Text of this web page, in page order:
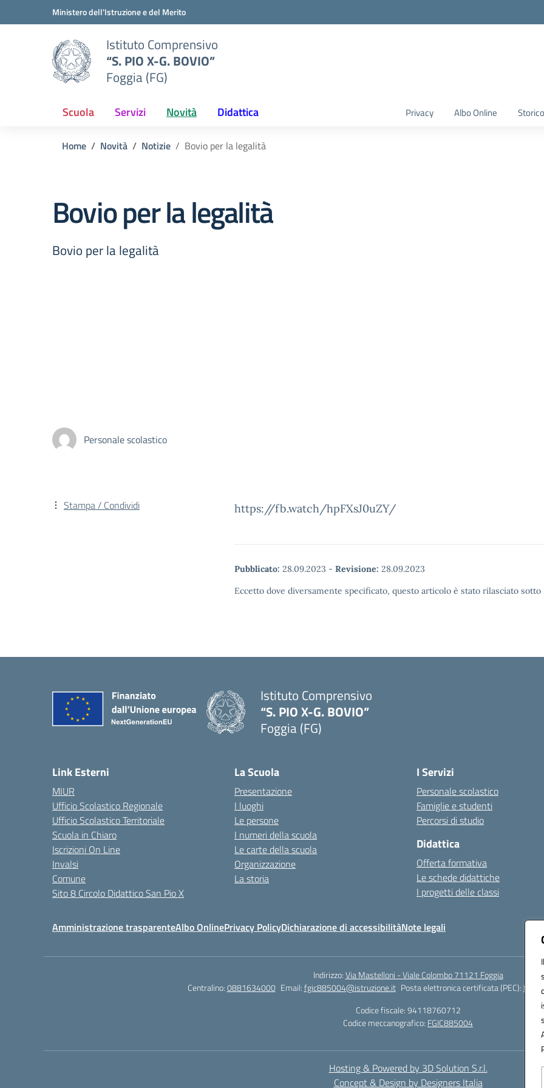
Vai ai contenuti
Vai al menu di navigazioneMinistero dell'Istruzione e del Merito
Istituto Comprensivo
“S. PIO X-G. BOVIO”
Foggia (FG)
Scuola Servizi Novità Didattica Privacy Albo Online
Home Novità Notizie Bovio per la legalità
Bovio per la legalità
Bovio per la legalità
Personale scolastico
https://fb.watch/hpFXsJ0uZY/
Pubblicato: 28.09.2023 - Revisione: 28.09.2023
Eccetto dove diversamente specificato, questo articolo è stato rilasciato
Stampa / Condividi
Istituto Comprensivo
“S. PIO X-G. BOVIO”
Foggia (FG)
Link Esterni
MIUR
Ufficio Scolastico Regionale
Ufficio Scolastico Territoriale
Scuola in Chiaro
Iscrizioni On Line
Invalsi
Comune
Sito 8 Circolo Didattico San Pio X
La Scuola
Presentazione
I luoghi
Le persone
I numeri della scuola
Le carte della scuola
Organizzazione
La storia
I Servizi
Personale scolastico
Famiglie e studenti
Percorsi di studio
Didattica
Offerta formativa
Le schede didattiche
I progetti delle classi
Amministrazione trasparenteAlbo OnlinePrivacy PolicyDichiarazione di accessibilitàNote legali
Indirizzo:Via Mastelloni - Viale Colombo 71121 Foggia
Centralino:0881634000 Email:fgic885004@istruzione.it Posta elettronica certificata (PEC):
Codice fiscale: 94118760712
Codice meccanografico: FGIC885004
Hosting & Powered by 3D Solution S.r.l.
Concept & Design by Designers Italia